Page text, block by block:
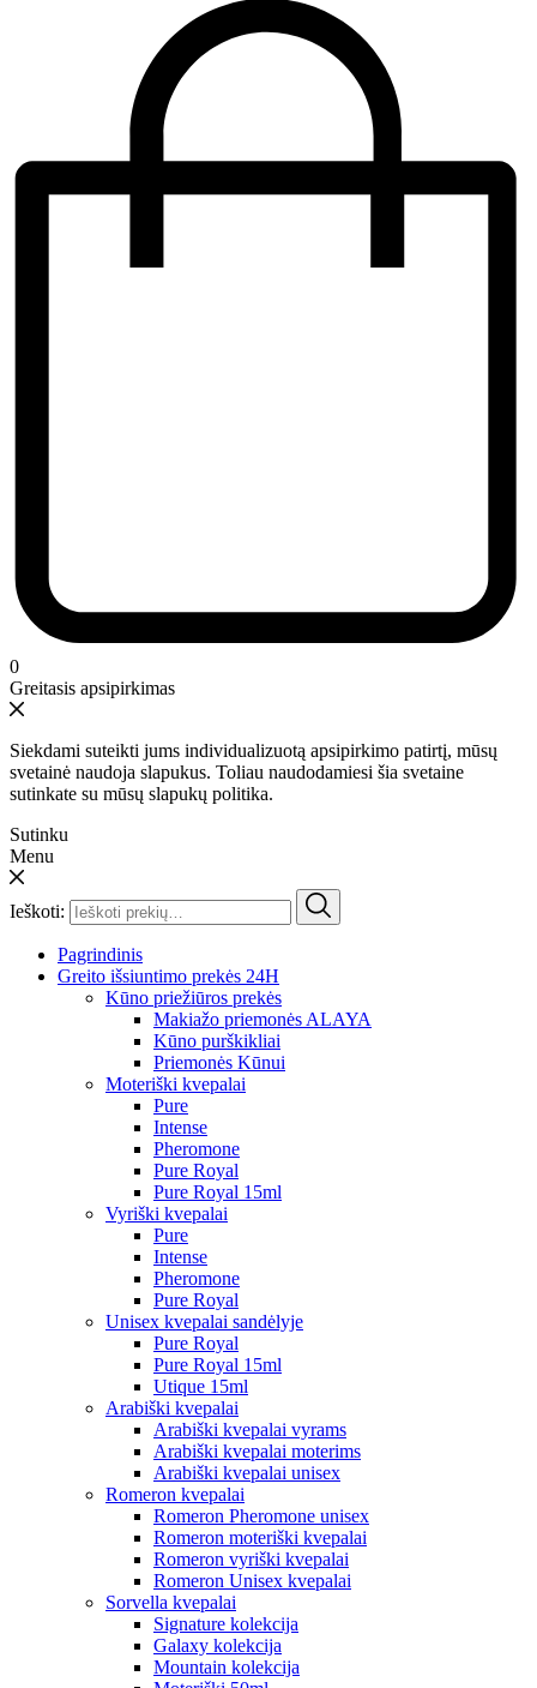
0
Greitasis apsipirkimas
Siekdami suteikti jums individualizuotą apsipirkimo patirtį, mūsų
svetainė naudoja slapukus. Toliau naudodamiesi šia svetaine
sutinkate su mūsų slapukų politika.
Sutinku
Menu
Ieškoti:
Pagrindinis
Greito išsiuntimo prekės 24H
Kūno priežiūros prekės
Makiažo priemonės ALAYA
Kūno purškikliai
Priemonės Kūnui
Moteriški kvepalai
Pure
Intense
Pheromone
Pure Royal
Pure Royal 15ml
Vyriški kvepalai
Pure
Intense
Pheromone
Pure Royal
Unisex kvepalai sandėlyje
Pure Royal
Pure Royal 15ml
Utique 15ml
Arabiški kvepalai
Arabiški kvepalai vyrams
Arabiški kvepalai moterims
Arabiški kvepalai unisex
Romeron kvepalai
Romeron Pheromone unisex
Romeron moteriški kvepalai
Romeron vyriški kvepalai
Romeron Unisex kvepalai
Sorvella kvepalai
Signature kolekcija
Galaxy kolekcija
Mountain kolekcija